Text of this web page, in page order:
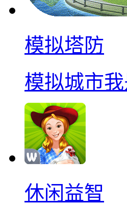
模拟塔防
模拟城市
休闲益智